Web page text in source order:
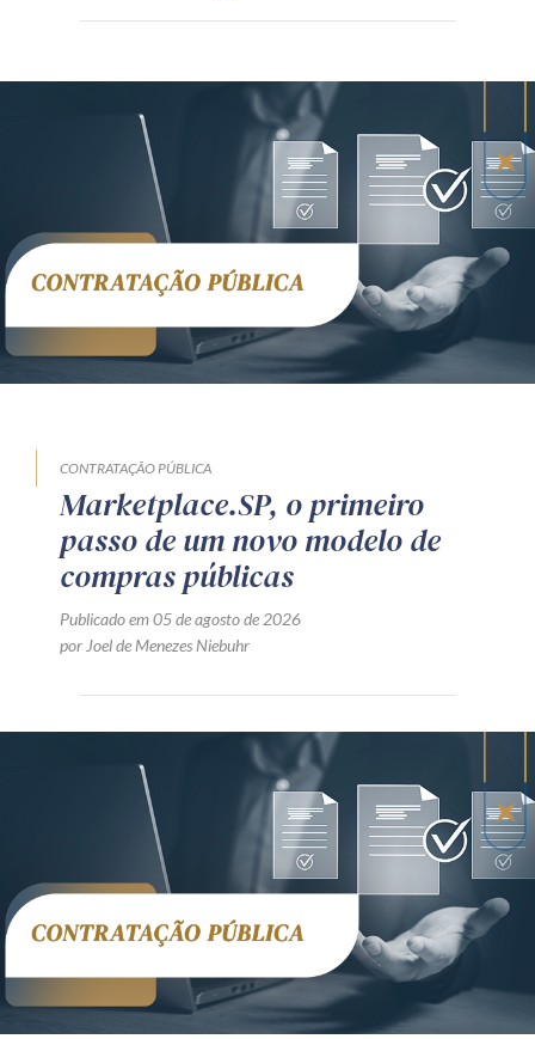
CONTRATAÇÃO PÚBLICA
Marketplace.SP, o primeiro
passo de um novo modelo de
compras públicas
Publicado em 05 de agosto de 2026
por Joel de Menezes Niebuhr